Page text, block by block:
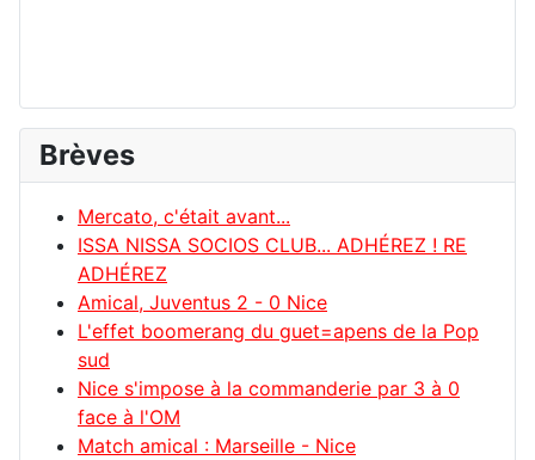
Brèves
Mercato, c'était avant...
ISSA NISSA SOCIOS CLUB... ADHÉREZ ! RE
ADHÉREZ
Amical, Juventus 2 - 0 Nice
L'effet boomerang du guet=apens de la Pop
sud
Nice s'impose à la commanderie par 3 à 0
face à l'OM
Match amical : Marseille - Nice